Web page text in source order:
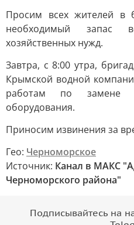
Просим всех жителей в
необходимый
хозяйственных нужд.
Завтра, с 8:00 утра,
Крымской водной
работам по замене
оборудования.
Приносим извинения за
Гео: Черноморское
Источник: Канал в МАКС
Черноморского района"
Подписывайтесь на